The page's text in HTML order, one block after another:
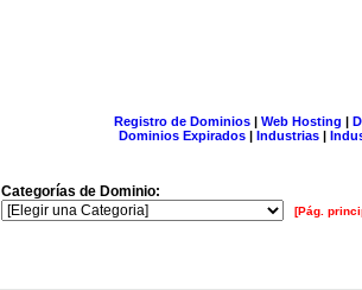
Registro de Dominios| Web Hosting |
Dominios Expirados | Industrias |
Categorías de Dominio:
[Pág.